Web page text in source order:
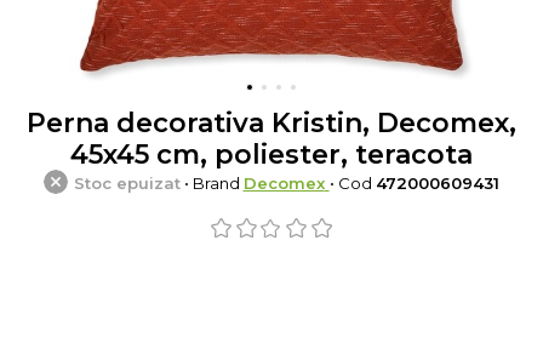
Perna decorativa Kristin, Decomex,
45x45 cm, poliester, teracota
Stoc epuizat• Brand Decomex • Cod 472000609431